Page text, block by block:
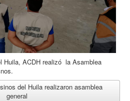
Huila, ACDH realizó la Asamblea
del Huila realizaron asamblea
general